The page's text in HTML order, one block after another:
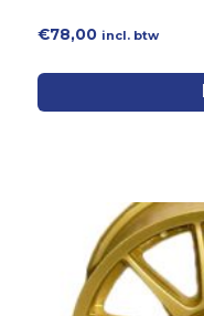
€78,00 incl. btw